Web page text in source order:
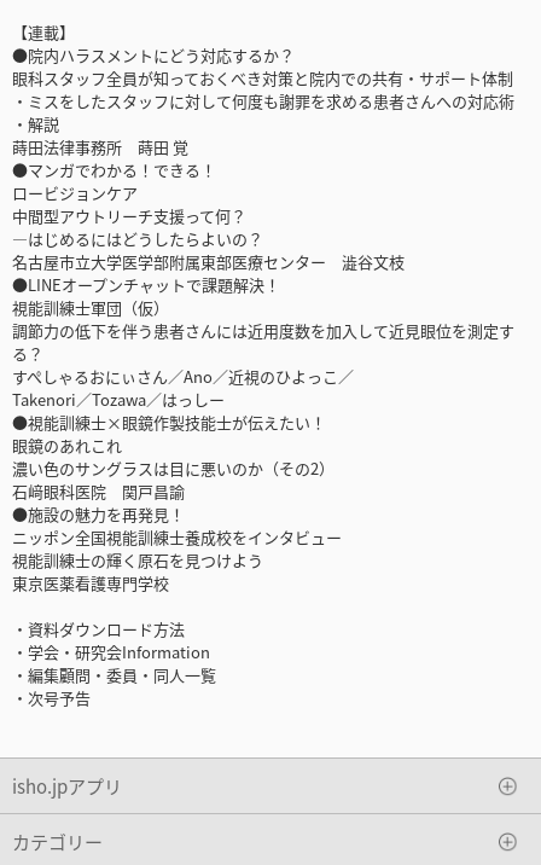
【連載】
●院内ハラスメントにどう対応するか？
眼科スタッフ全員が知っておくべき対策と院内での共有・サポート体制
・ミスをしたスタッフに対して何度も謝罪を求める患者さんへの対応術
・解説
蒔田法律事務所 蒔田 覚
●マンガでわかる！できる！
ロービジョンケア
中間型アウトリーチ支援って何？
―はじめるにはどうしたらよいの？
名古屋市立大学医学部附属東部医療センター 澁谷文枝
●LINEオープンチャットで課題解決！
視能訓練士軍団（仮）
調節力の低下を伴う患者さんには近用度数を加入して近見眼位を測定す
る？
すぺしゃるおにぃさん／Ano／近視のひよっこ／
Takenori／Tozawa／はっしー
●視能訓練士×眼鏡作製技能士が伝えたい！
眼鏡のあれこれ
濃い色のサングラスは目に悪いのか（その2）
石﨑眼科医院 関戸昌諭
●施設の魅力を再発見！
ニッポン全国視能訓練士養成校をインタビュー
視能訓練士の輝く原石を見つけよう
東京医薬看護専門学校
・資料ダウンロード方法
・学会・研究会Information
・編集顧問・委員・同人一覧
・次号予告
isho.jpアプリ
カテゴリー